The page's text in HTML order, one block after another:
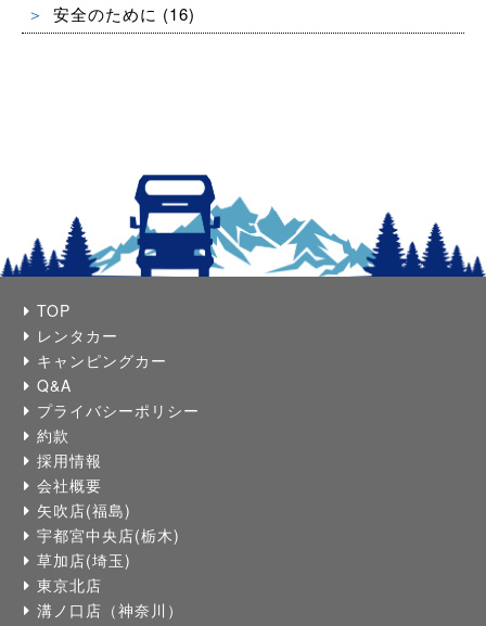
安全のために (16)
TOP
レンタカー
キャンピングカー
Q&A
プライバシーポリシー
約款
採用情報
会社概要
矢吹店(福島)
宇都宮中央店(栃木)
草加店(埼玉)
東京北店
溝ノ口店（神奈川）